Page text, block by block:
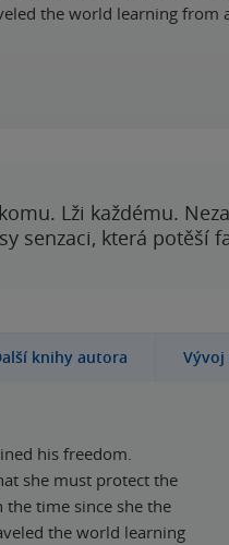
the world learning from
Lži každému.
senzaci, která potěší
knihy autora Vývoj
his freedom.
she must protect the
the time since she the
the world learning